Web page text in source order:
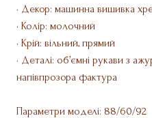
• Декор: машинна вишивка
• Колір: молочний
• Крій: вільний, прямий
• Деталі: об’ємні рукави з
напівпрозора фактура
Параметри моделі: 88/60/92